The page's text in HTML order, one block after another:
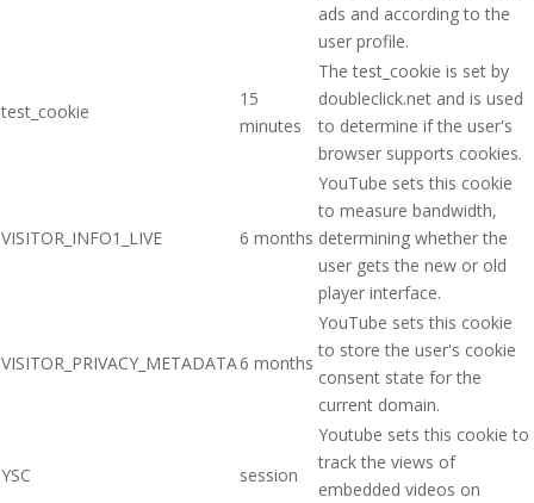
ads and according to the
user profile.
test_cookie
15
minutes
The test_cookie is set by
doubleclick.net and is used
to determine if the user's
browser supports cookies.
VISITOR_INFO1_LIVE 6 months
YouTube sets this cookie
to measure bandwidth,
determining whether the
user gets the new or old
player interface.
VISITOR_PRIVACY_METADATA6 months
YouTube sets this cookie
to store the user's cookie
consent state for the
current domain.
YSC session
Youtube sets this cookie to
track the views of
embedded videos on